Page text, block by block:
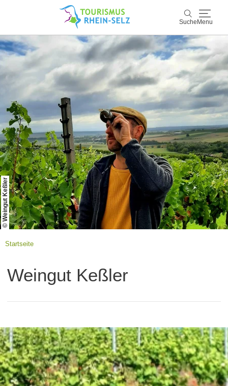
Suche Menu
Suche
Rhein-Selz
Entdecken & Erleben
Wein & Genuss
Kultur & Events
Buchen & Service
© Weingut Keßler
Startseite
Weingut Keßler